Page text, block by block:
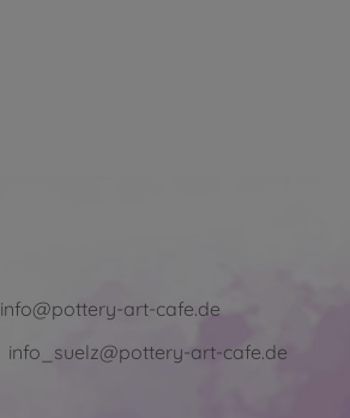
info@pottery-art-cafe.de
info_suelz@pottery-art-cafe.de